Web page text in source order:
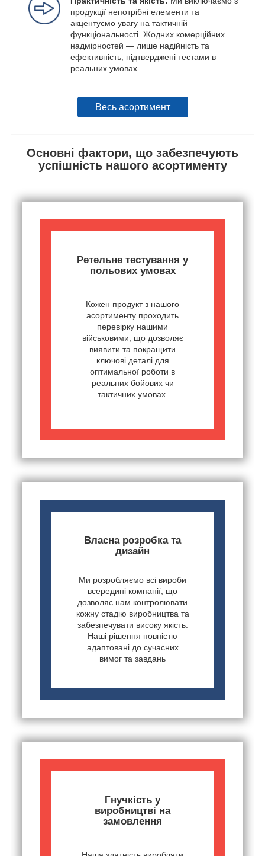
продукції непотрібні елементи та
акцентуємо увагу на тактичній
функціональності. Жодних комерційних
надмірностей — лише надійність та
ефективність, підтверджені тестами в
реальних умовах.
Весь асортимент
Основні фактори, що забезпечують
успішність нашого асортименту
Ретельне тестування у
польових умовах
Кожен продукт з нашого
асортименту проходить
перевірку нашими
військовими, що дозволяє
виявити та покращити
ключові деталі для
оптимальної роботи в
реальних бойових чи
тактичних умовах.
Власна розробка та
дизайн
Ми розробляємо всі вироби
всередині компанії, що
дозволяє нам контролювати
кожну стадію виробництва та
забезпечувати високу якість.
Наші рішення повністю
адаптовані до сучасних
вимог та завдань
Гнучкість у
виробництві на
замовлення